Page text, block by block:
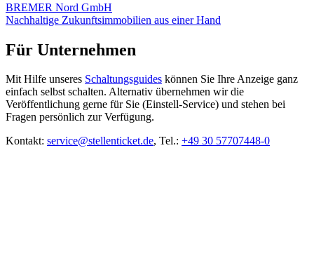
BREMER Nord GmbH
Nachhaltige Zukunftsimmobilien aus einer Hand
Für Unternehmen
Mit Hilfe unseres Schaltungsguides können Sie Ihre Anzeige ganz
einfach selbst schalten. Alternativ übernehmen wir die
Veröffentlichung gerne für Sie (Einstell-Service) und stehen bei
Fragen persönlich zur Verfügung.
Kontakt: service@stellenticket.de, Tel.: +49 30 57707448-0